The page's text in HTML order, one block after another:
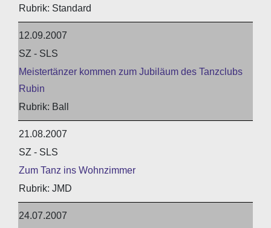
Standard
12.09.2007
SZ - SLS
Meistertänzer kommen zum Jubiläum des Tanzclubs
Rubin
Ball
21.08.2007
SZ - SLS
Zum Tanz ins Wohnzimmer
JMD
24.07.2007